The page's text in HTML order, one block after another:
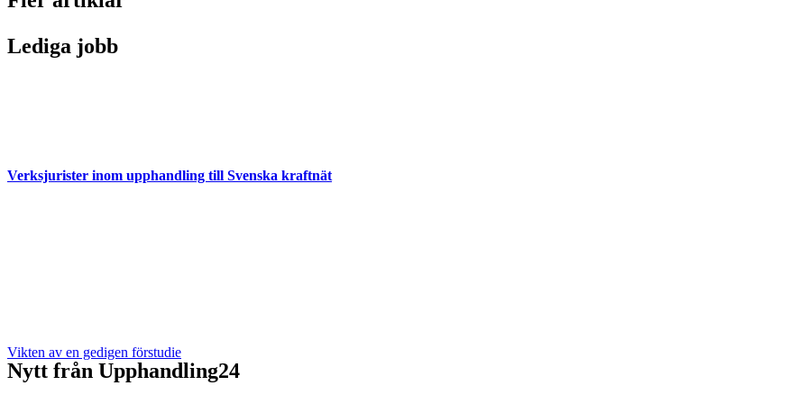
Lediga jobb
Verksjurister inom upphandling till Svenska kraftnät
Vikten av en gedigen förstudie
Nytt från Upphandling24